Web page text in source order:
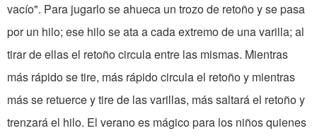
vacío". Para jugarlo se ahueca un trozo de retoño y se pasa
por un hilo; ese hilo se ata a cada extremo de una varilla; al
tirar de ellas el retoño circula entre las mismas. Mientras
más rápido se tire, más rápido circula el retoño y mientras
más se retuerce y tire de las varillas, más saltará el retoño y
trenzará el hilo. El verano es mágico para los niños quienes